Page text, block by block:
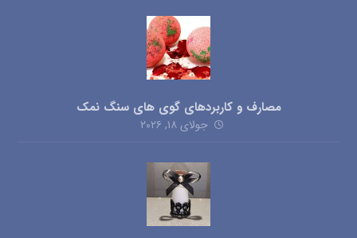
مصارف و کاربردهای گوی های سنگ نمک
جولای ۱۸, ۲۰۲۶